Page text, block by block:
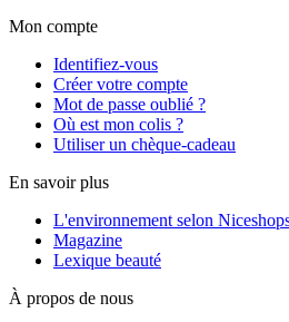
Mon compte
Identifiez-vous
Créer votre compte
Mot de passe oublié ?
Où est mon colis ?
Utiliser un chèque-cadeau
En savoir plus
L'environnement selon
Magazine
Lexique beauté
À propos de nous